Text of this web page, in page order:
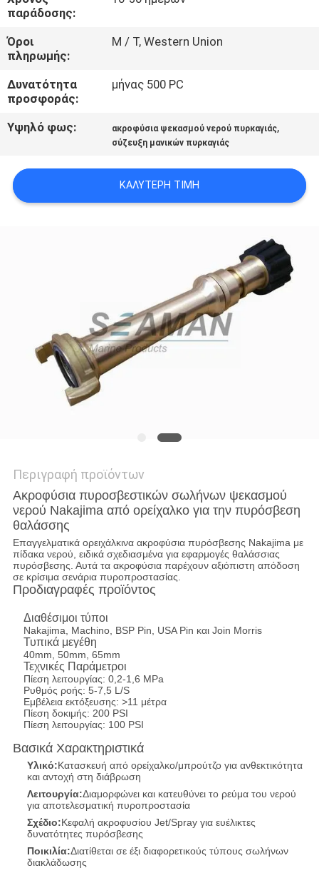
PRIVACY
POLICY
παράδοσης:
Όροι
πληρωμής:
Μ / Τ, Western Union
Δυνατότητα
προσφοράς:
μήνας 500 PC
Υψηλό φως: ακροφύσια ψεκασμού νερού πυρκαγιάς,
σύζευξη μανικών πυρκαγιάς
ΚΑΛΎΤΕΡΗ ΤΙΜΉ
Περιγραφή προϊόντων
Ακροφύσια πυροσβεστικών σωλήνων ψεκασμού
νερού Nakajima από ορείχαλκο για την πυρόσβεση
θαλάσσης
Επαγγελματικά ορειχάλκινα ακροφύσια πυρόσβεσης Nakajima με
πίδακα νερού, ειδικά σχεδιασμένα για εφαρμογές θαλάσσιας
πυρόσβεσης. Αυτά τα ακροφύσια παρέχουν αξιόπιστη απόδοση
σε κρίσιμα σενάρια πυροπροστασίας.
Προδιαγραφές προϊόντος
Διαθέσιμοι τύποι
Nakajima, Machino, BSP Pin, USA Pin και Join Morris
Τυπικά μεγέθη
40mm, 50mm, 65mm
Τεχνικές Παράμετροι
Πίεση λειτουργίας: 0,2-1,6 MPa
Ρυθμός ροής: 5-7,5 L/S
Εμβέλεια εκτόξευσης: >11 μέτρα
Πίεση δοκιμής: 200 PSI
Πίεση λειτουργίας: 100 PSI
Βασικά Χαρακτηριστικά
Υλικό:Κατασκευή από ορείχαλκο/μπρούτζο για ανθεκτικότητα
και αντοχή στη διάβρωση
Λειτουργία:Διαμορφώνει και κατευθύνει το ρεύμα του νερού
για αποτελεσματική πυροπροστασία
Σχέδιο:Κεφαλή ακροφυσίου Jet/Spray για ευέλικτες
δυνατότητες πυρόσβεσης
Ποικιλία:Διατίθεται σε έξι διαφορετικούς τύπους σωλήνων
διακλάδωσης